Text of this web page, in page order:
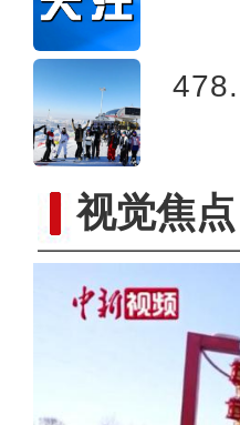
视觉焦点
【新